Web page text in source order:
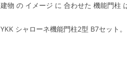
建物 の イメージ に 合わせた 機能門柱
YKK シャローネ機能門柱2型 B7セット。